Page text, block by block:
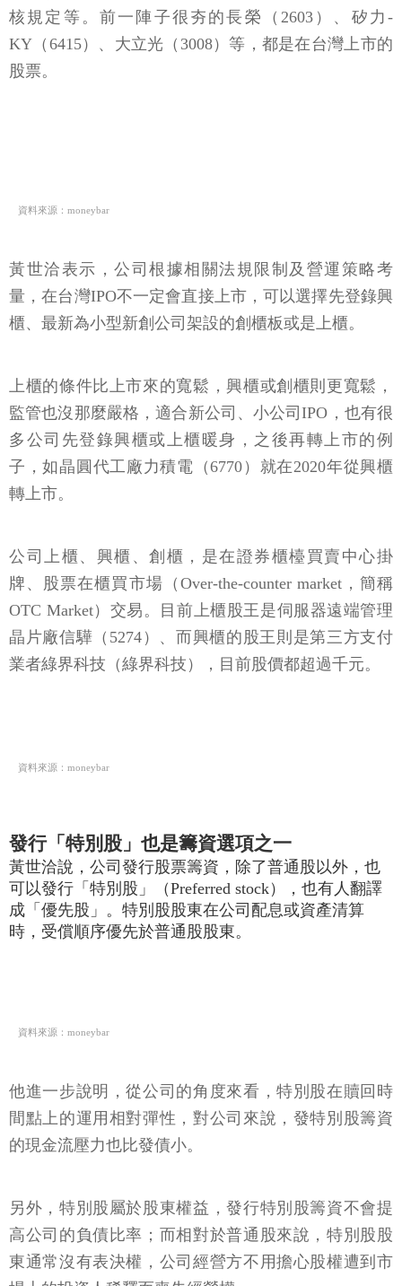
核規定等。前一陣子很夯的長榮（2603）、矽力-
KY（6415）、大立光（3008）等，都是在台灣上市的
股票。
資料來源：moneybar
黃世洽表示，公司根據相關法規限制及營運策略考
量，在台灣IPO不一定會直接上市，可以選擇先登錄興
櫃、最新為小型新創公司架設的創櫃板或是上櫃。
上櫃的條件比上市來的寬鬆，興櫃或創櫃則更寬鬆，
監管也沒那麼嚴格，適合新公司、小公司IPO，也有很
多公司先登錄興櫃或上櫃暖身，之後再轉上市的例
子，如晶圓代工廠力積電（6770）就在2020年從興櫃
轉上市。
公司上櫃、興櫃、創櫃，是在證券櫃檯買賣中心掛
牌、股票在櫃買市場（Over-the-counter market，簡稱
OTC Market）交易。目前上櫃股王是伺服器遠端管理
晶片廠信驊（5274）、而興櫃的股王則是第三方支付
業者綠界科技（綠界科技），目前股價都超過千元。
資料來源：moneybar
發行「特別股」也是籌資選項之一
黃世洽說，公司發行股票籌資，除了普通股以外，也
可以發行「特別股」（Preferred stock），也有人翻譯
成「優先股」。特別股股東在公司配息或資產清算
時，受償順序優先於普通股股東。
資料來源：moneybar
他進一步說明，從公司的角度來看，特別股在贖回時
間點上的運用相對彈性，對公司來說，發特別股籌資
的現金流壓力也比發債小。
另外，特別股屬於股東權益，發行特別股籌資不會提
高公司的負債比率；而相對於普通股來說，特別股股
東通常沒有表決權，公司經營方不用擔心股權遭到市